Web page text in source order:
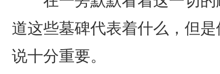
道这些墓碑代表着什么，但
说十分重要。